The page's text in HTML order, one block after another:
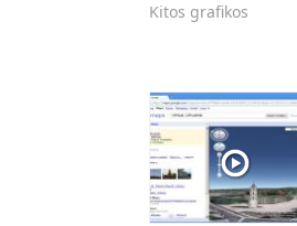
Kitos grafikos